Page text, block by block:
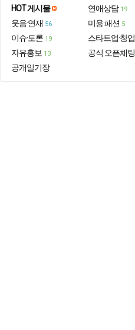
HOT 게시물
웃음·연재 56
이슈·토론 19
자유홍보 13
공개일기장
연애상담 19
미용·패션 5
스타트업·창업
공식 오픈채팅